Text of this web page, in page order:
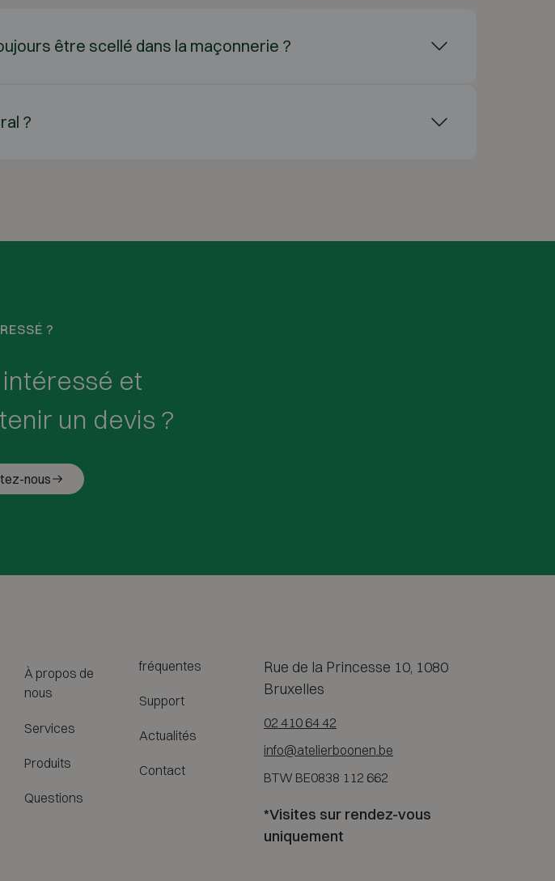
être scellé dans la maçonnerie ?
?
?
et
un devis ?
nous
À propos de
nous
Services
Produits
Questions
fréquentes
Support
Actualités
Contact
Rue de la Princesse 10, 1080
Bruxelles
02 410 64 42
info@atelierboonen.be
BTW BE0838 112 662
*Visites sur rendez-vous
uniquement